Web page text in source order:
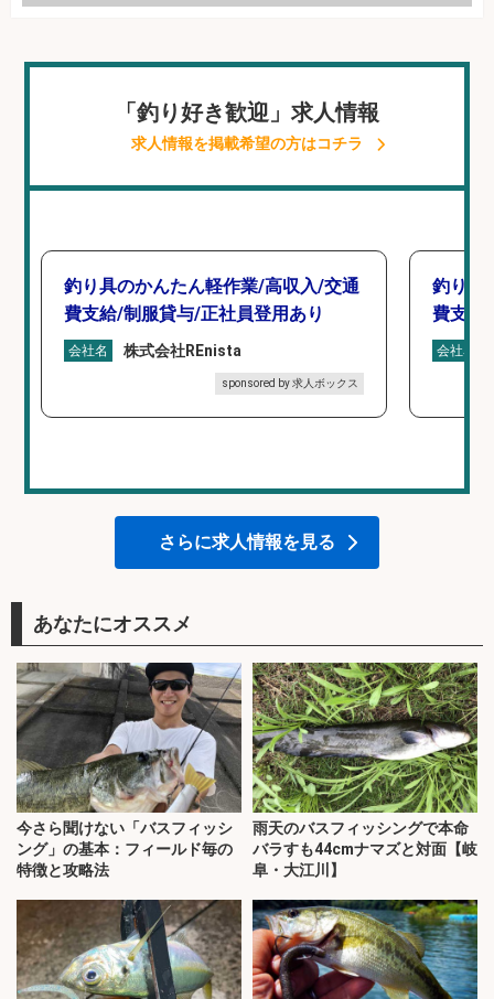
「釣り好き歓迎」求人情報
求人情報を掲載希望の方はコチラ
釣り具のかんたん軽作業/高収入/交通
費支給/制服貸与/正社員登用あり
会社名 株式会社REnista
sponsored by 求人ボックス
釣り具
費支給
会社名
さらに求人情報を見る
あなたにオススメ
今さら聞けない「バスフィッシ
ング」の基本：フィールド毎の
特徴と攻略法
雨天のバスフィッシングで本命
バラすも44cmナマズと対面【岐
阜・大江川】